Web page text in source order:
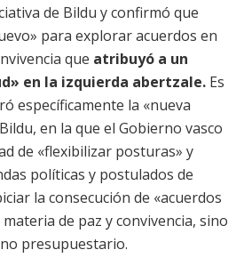
de Bildu y confirmó que
para explorar acuerdos en
que atribuyó a un
en la izquierda abertzale. Es
específicamente la «nueva
en la que el Gobierno vasco
de «flexibilizar posturas» y
políticas y postulados de
la consecución de «acuerdos
de paz y convivencia, sino
presupuestario.